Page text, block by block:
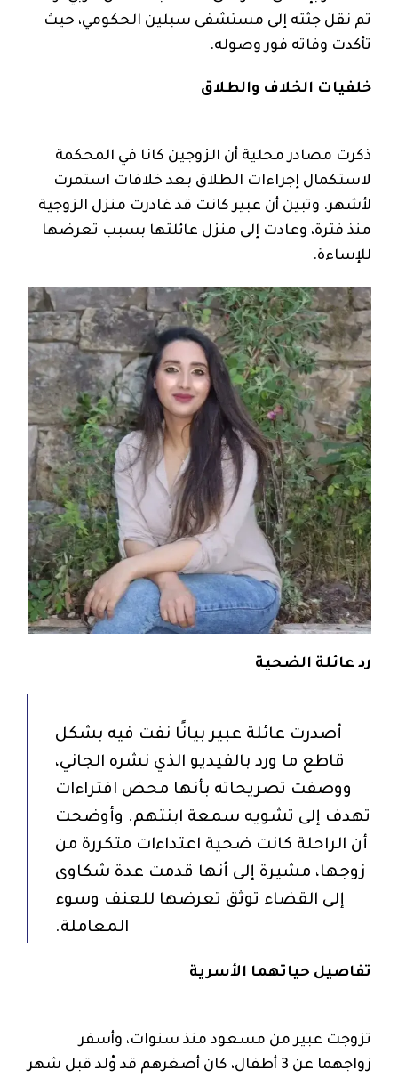
تم نقل جثته إلى مستشفى سبلين الحكومي، حيث
تأكدت وفاته فور وصوله.
خلفيات الخلاف والطلاق
ذكرت مصادر محلية أن الزوجين كانا في المحكمة
لاستكمال إجراءات الطلاق بعد خلافات استمرت
لأشهر. وتبين أن عبير كانت قد غادرت منزل الزوجية
منذ فترة، وعادت إلى منزل عائلتها بسبب تعرضها
للإساءة.
رد عائلة الضحية
أصدرت عائلة عبير بيانًا نفت فيه بشكل
قاطع ما ورد بالفيديو الذي نشره الجاني،
ووصفت تصريحاته بأنها محض افتراءات
تهدف إلى تشويه سمعة ابنتهم. وأوضحت
أن الراحلة كانت ضحية اعتداءات متكررة من
زوجها، مشيرة إلى أنها قدمت عدة شكاوى
إلى القضاء توثق تعرضها للعنف وسوء
المعاملة.
تفاصيل حياتهما الأسرية
تزوجت عبير من مسعود منذ سنوات، وأسفر
زواجهما عن 3 أطفال، كان أصغرهم قد وُلد قبل شهر